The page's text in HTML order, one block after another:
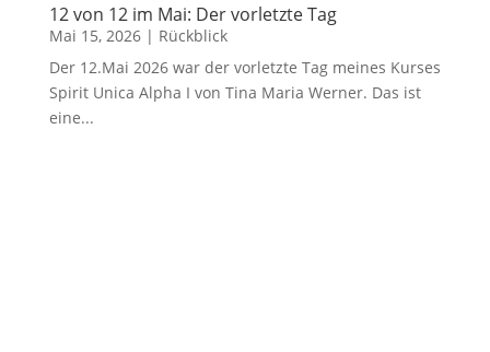
12 von 12 im Mai: Der vorletzte Tag
Mai 15, 2026| Rückblick
Der 12.Mai 2026 war der vorletzte Tag meines Kurses
Spirit Unica Alpha I von Tina Maria Werner. Das ist
eine...